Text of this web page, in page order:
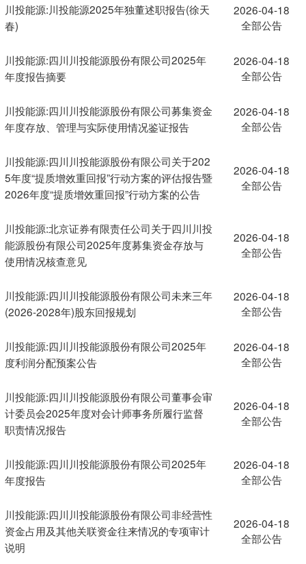
川投能源:川投能源2025年独董述职报告(徐天
春)
2026-04-18
全部公告
川投能源:四川川投能源股份有限公司2025年
年度报告摘要
2026-04-18
全部公告
川投能源:四川川投能源股份有限公司募集资金
年度存放、管理与实际使用情况鉴证报告
2026-04-18
全部公告
川投能源:四川川投能源股份有限公司关于202
5年度“提质增效重回报”行动方案的评估报告暨
2026年度“提质增效重回报”行动方案的公告
2026-04-18
全部公告
川投能源:北京证券有限责任公司关于四川川投
能源股份有限公司2025年度募集资金存放与
使用情况核查意见
2026-04-18
全部公告
川投能源:四川川投能源股份有限公司未来三年
(2026-2028年)股东回报规划
2026-04-18
全部公告
川投能源:四川川投能源股份有限公司2025年
度利润分配预案公告
2026-04-18
全部公告
川投能源:四川川投能源股份有限公司董事会审
计委员会2025年度对会计师事务所履行监督
职责情况报告
2026-04-18
全部公告
川投能源:四川川投能源股份有限公司2025年
年度报告
2026-04-18
全部公告
川投能源:四川川投能源股份有限公司非经营性
资金占用及其他关联资金往来情况的专项审计
说明
2026-04-18
全部公告